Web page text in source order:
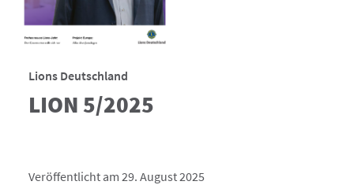
Lions Deutschland
LION 5/2025
Veröffentlicht am 29. August 2025